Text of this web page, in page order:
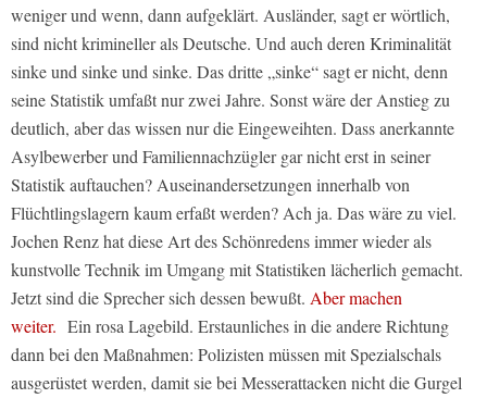
weniger und wenn, dann aufgeklärt. Ausländer, sagt er wörtlich,
sind nicht krimineller als Deutsche. Und auch deren Kriminalität
sinke und sinke und sinke. Das dritte „sinke“ sagt er nicht, denn
seine Statistik umfaßt nur zwei Jahre. Sonst wäre der Anstieg zu
deutlich, aber das wissen nur die Eingeweihten. Dass anerkannte
Asylbewerber und Familiennachzügler gar nicht erst in seiner
Statistik auftauchen? Auseinandersetzungen innerhalb von
Flüchtlingslagern kaum erfaßt werden? Ach ja. Das wäre zu viel.
Jochen Renz hat diese Art des Schönredens immer wieder als
kunstvolle Technik im Umgang mit Statistiken lächerlich gemacht.
Jetzt sind die Sprecher sich dessen bewußt. Aber machen
weiter. Ein rosa Lagebild. Erstaunliches in die andere Richtung
dann bei den Maßnahmen: Polizisten müssen mit Spezialschals
ausgerüstet werden, damit sie bei Messerattacken nicht die Gurgel